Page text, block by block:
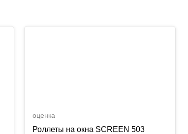
оценка
Роллеты на окна SCREEN 503